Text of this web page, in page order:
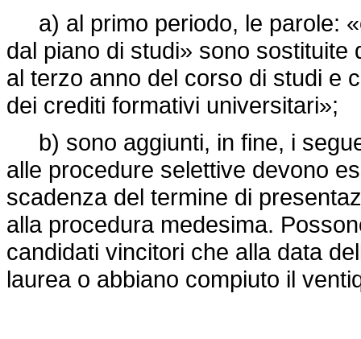
a) al primo periodo, le parole:
dal piano di studi» sono
al terzo anno del corso di studi e
dei crediti formativi universitari»;
b) sono aggiunti, in fine, i
alle procedure selettive devono
scadenza del termine di
alla procedura medesima.
candidati vincitori che alla data
laurea o abbiano compiuto il